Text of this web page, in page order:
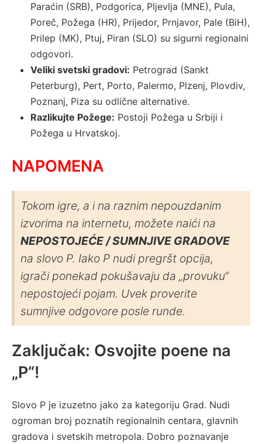
Paraćin (SRB), Podgorica, Pljevlja (MNE), Pula,
Poreč, Požega (HR), Prijedor, Prnjavor, Pale (BiH),
Prilep (MK), Ptuj, Piran (SLO) su sigurni regionalni
odgovori.
Veliki svetski gradovi: Petrograd (Sankt
Peterburg), Pert, Porto, Palermo, Plzenj, Plovdiv,
Poznanj, Piza su odlične alternative.
Razlikujte Požege: Postoji Požega u Srbiji i
Požega u Hrvatskoj.
NAPOMENA
Tokom igre, a i na raznim nepouzdanim
izvorima na internetu, možete naići na
NEPOSTOJEĆE / SUMNJIVE GRADOVE
na slovo P. Iako P nudi pregršt opcija,
igrači ponekad pokušavaju da „provuku“
nepostojeći pojam. Uvek proverite
sumnjive odgovore posle runde.
Zaključak: Osvojite poene na
„P“!
Slovo P je izuzetno jako za kategoriju Grad. Nudi
ogroman broj poznatih regionalnih centara, glavnih
gradova i svetskih metropola. Dobro poznavanje